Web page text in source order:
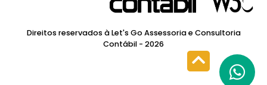
Direitos reservados à Let's Go Assessoria e Consultoria
Contábil - 2026